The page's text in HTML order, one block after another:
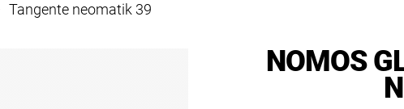
Tangente neomatik 39
NOMOS